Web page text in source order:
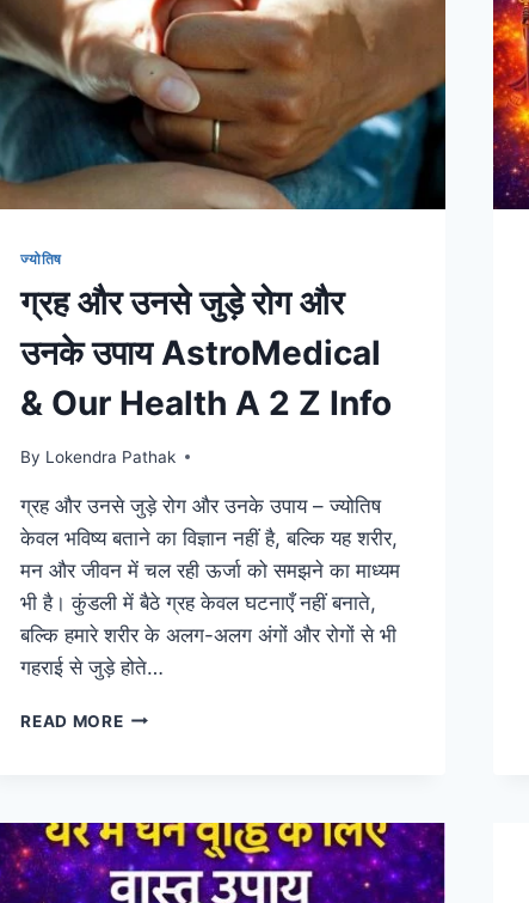
DETAILED
INFO
ज्योतिष
ग्रह और उनसे जुड़े रोग और
उनके उपाय AstroMedical
& Our Health A 2 Z Info
By Lokendra Pathak
ग्रह और उनसे जुड़े रोग और उनके उपाय – ज्योतिष
केवल भविष्य बताने का विज्ञान नहीं है, बल्कि यह शरीर,
मन और जीवन में चल रही ऊर्जा को समझने का माध्यम
भी है। कुंडली में बैठे ग्रह केवल घटनाएँ नहीं बनाते,
बल्कि हमारे शरीर के अलग-अलग अंगों और रोगों से भी
गहराई से जुड़े होते…
READ MOREग्रह
और
उनके
उपाय